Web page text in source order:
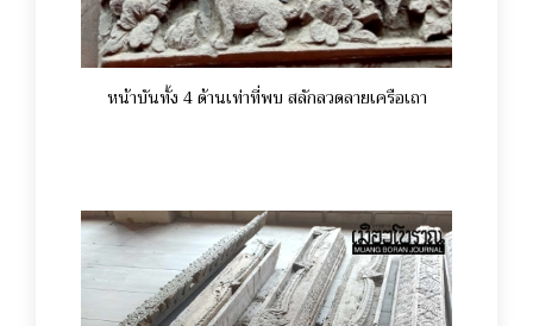
หน้าบันทั้ง 4 ด้านเท่าที่พบ สลักลวดลายเครือเถา